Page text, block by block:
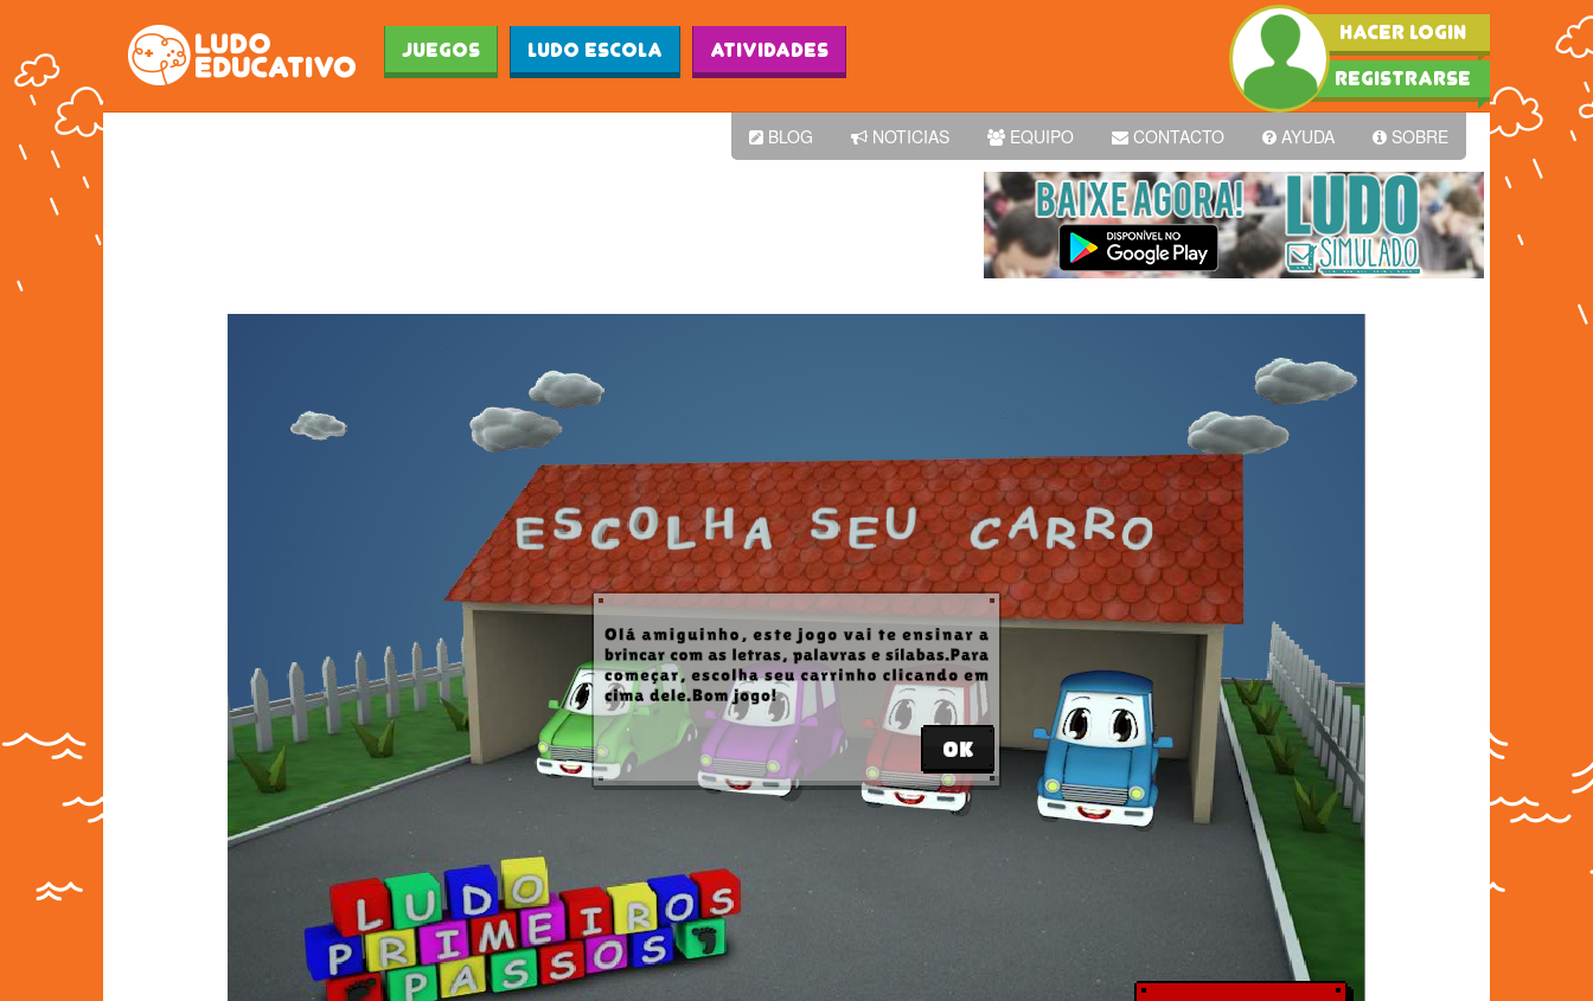
Juegos Ludo Escola Atividades
HACER LOGIN
REGISTRARSE
BLOG NOTICIAS EQUIPO CONTACTO AYUDA SOBRE